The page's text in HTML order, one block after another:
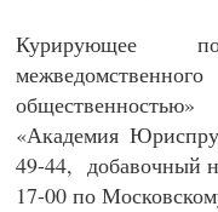
Курирующее
«Академия
49-44, добавочный
17-00 по